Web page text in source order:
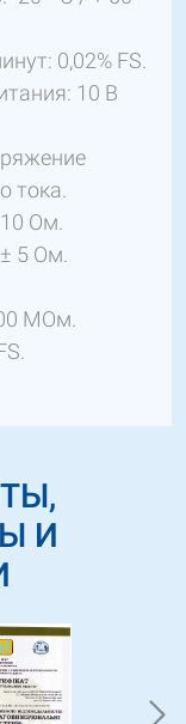
0,02% FS.
10 В
тока.
Ом.
5 Ом.
МОм.
И